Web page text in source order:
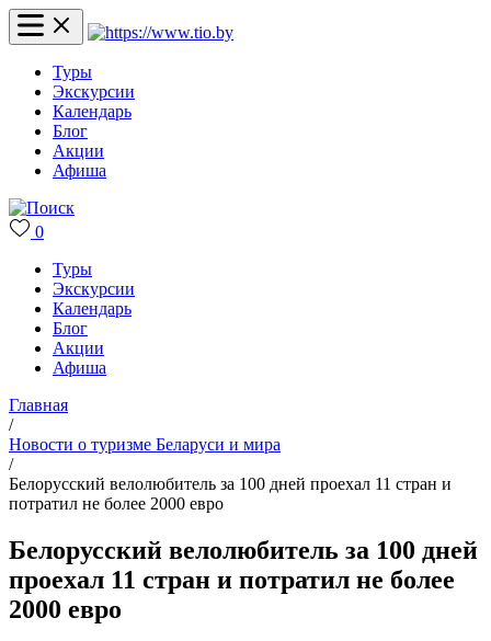
Туры
Экскурсии
Календарь
Блог
Акции
Афиша
0
Туры
Экскурсии
Календарь
Блог
Акции
Афиша
Главная
/
Новости о туризме Беларуси и мира
/
Белорусский велолюбитель за 100 дней проехал 11 стран и
потратил не более 2000 евро
Белорусский велолюбитель за 100 дней
проехал 11 стран и потратил не более
2000 евро